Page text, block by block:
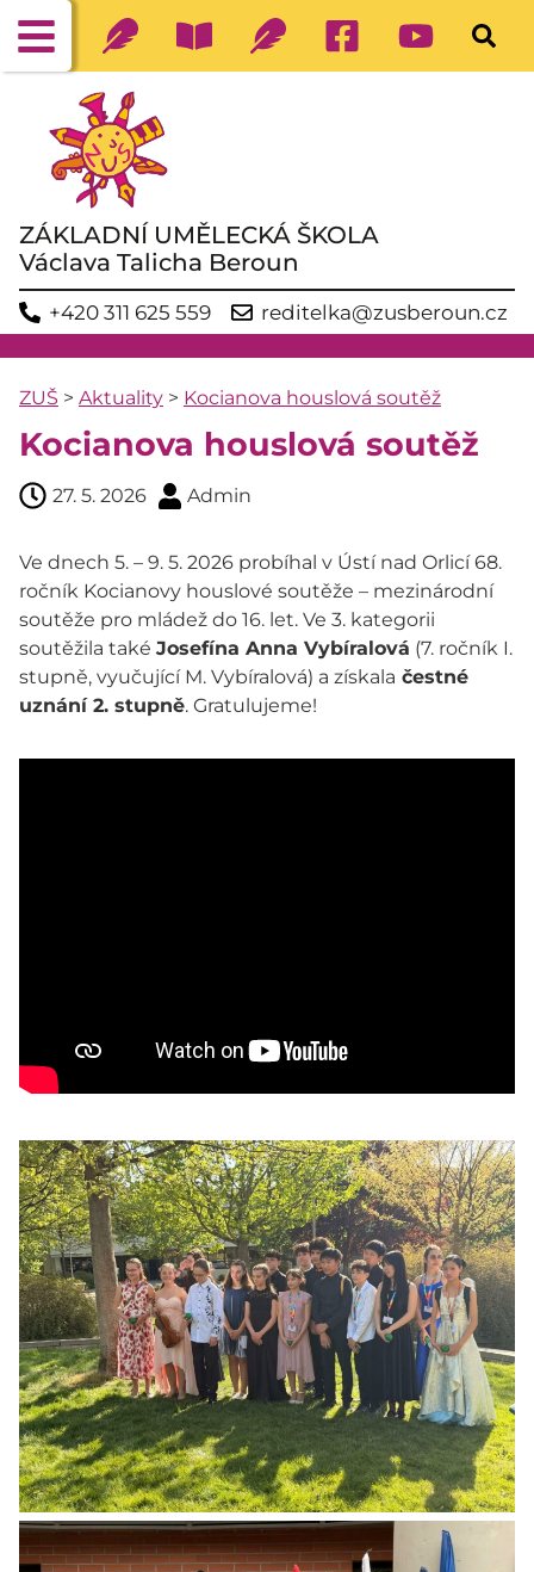
ZÁKLADNÍ UMĚLECKÁ ŠKOLA
Václava Talicha Beroun
+420 311 625 559 reditelka@zusberoun.cz
ZUŠ > Aktuality > Kocianova houslová soutěž
Kocianova houslová soutěž
27. 5. 2026 Admin
Ve dnech 5. – 9. 5. 2026 probíhal v Ústí nad Orlicí 68.
ročník Kocianovy houslové soutěže – mezinárodní
soutěže pro mládež do 16. let. Ve 3. kategorii
soutěžila také Josefína Anna Vybíralová (7. ročník I.
stupně, vyučující M. Vybíralová) a získala čestné
uznání 2. stupně. Gratulujeme!